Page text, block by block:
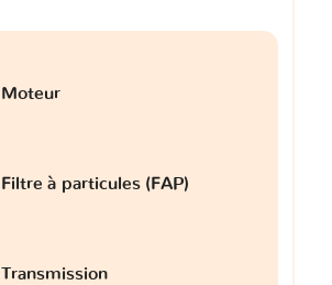
Moteur
Filtre à particules (FAP)
Transmission